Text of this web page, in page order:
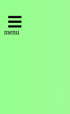
menu